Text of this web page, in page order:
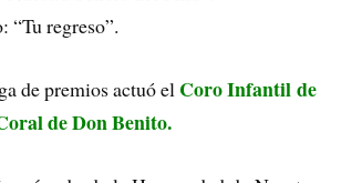
“Tu regreso”.
de premios actuó el Coro Infantil de
de Don Benito.